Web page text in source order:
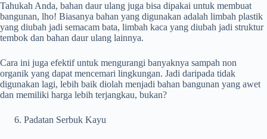
Tahukah Anda, bahan daur ulang juga bisa dipakai untuk membuat
bangunan, lho! Biasanya bahan yang digunakan adalah limbah plastik
yang diubah jadi semacam bata, limbah kaca yang diubah jadi struktur
tembok dan bahan daur ulang lainnya.
Cara ini juga efektif untuk mengurangi banyaknya sampah non
organik yang dapat mencemari lingkungan. Jadi daripada tidak
digunakan lagi, lebih baik diolah menjadi bahan bangunan yang awet
dan memiliki harga lebih terjangkau, bukan?
Padatan Serbuk Kayu